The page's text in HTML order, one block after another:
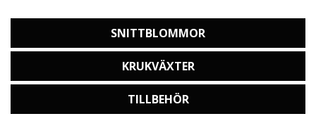
SNITTBLOMMOR
KRUKVÄXTER
TILLBEHÖR